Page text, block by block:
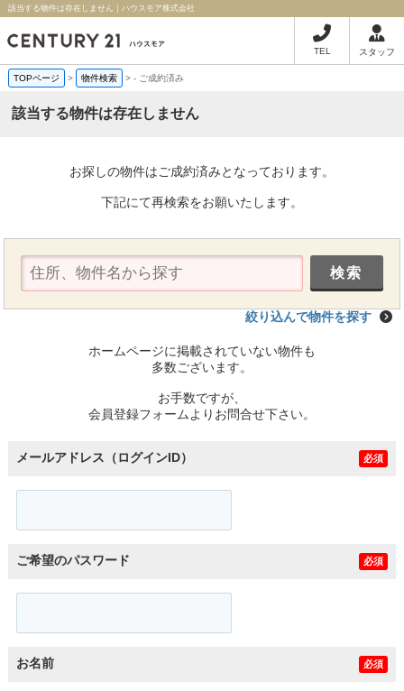
該当する物件は存在しません｜ハウスモア株式会社
TEL スタッフ
TOPページ > 物件検索 >- ご成約済み
該当する物件は存在しません
お探しの物件はご成約済みとなっております。
下記にて再検索をお願いたします。
絞り込んで物件を探す
ホームページに掲載されていない物件も
多数ございます。
お手数ですが、
会員登録フォームよりお問合せ下さい。
メールアドレス（ログインID） 必須
ご希望のパスワード 必須
お名前 必須